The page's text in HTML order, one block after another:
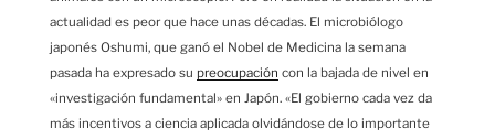
actualidad es peor que hace unas décadas. El microbiólogo
japonés Oshumi, que ganó el Nobel de Medicina la semana
pasada ha expresado su preocupación con la bajada de nivel en
«investigación fundamental» en Japón. «El gobierno cada vez da
más incentivos a ciencia aplicada olvidándose de lo importante